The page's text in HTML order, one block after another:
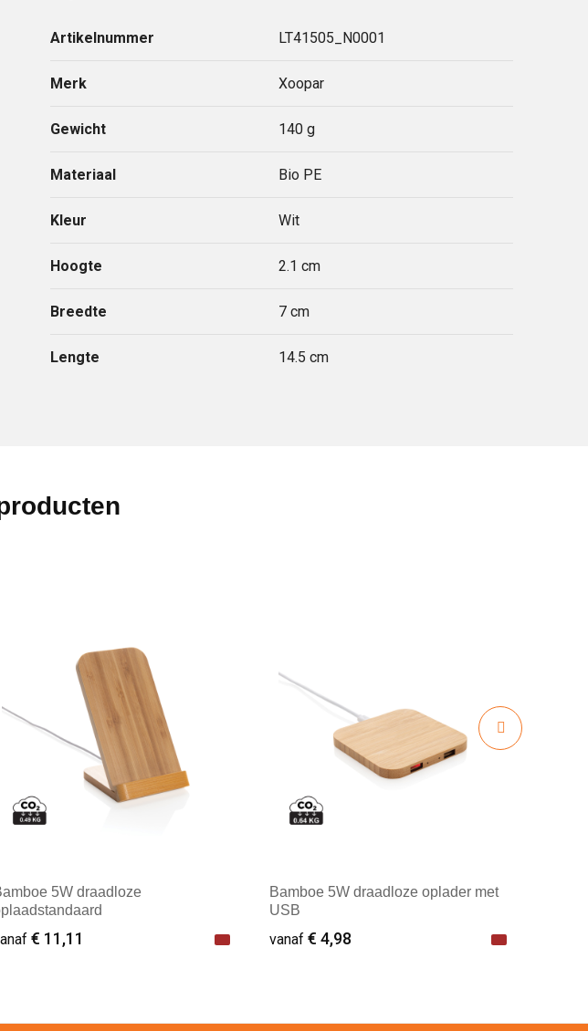
Artikelnummer LT41505_N0001
Merk Xoopar
Gewicht 140 g
Materiaal Bio PE
Kleur Wit
Hoogte 2.1 cm
Breedte 7 cm
Lengte 14.5 cm
5W draadloze
€ 11,11
Bamboe 5W draadloze oplader met
USB
vanaf € 4,98